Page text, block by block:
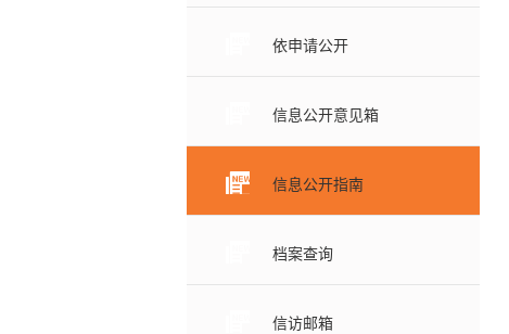
依申请公开
信息公开意见箱
信息公开指南
档案查询
信访邮箱